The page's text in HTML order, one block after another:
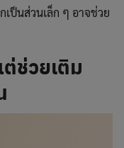
ป็นส่วนเล็ก ๆ อาจช่วย
ช่วยเติม